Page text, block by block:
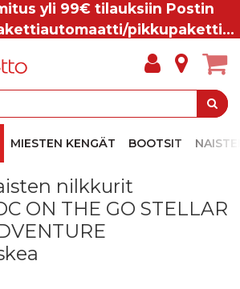
yli 99€ tilauksiin Postin
pikkupaketti
MIESTEN KENGÄT BOOTSIT
nilkkurit
ON THE GO STELLAR